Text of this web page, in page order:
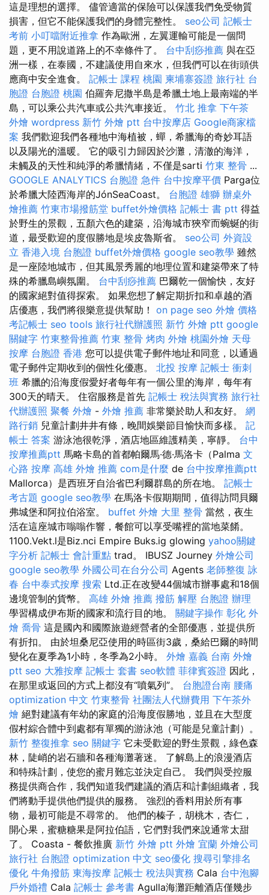
這是理想的選擇。 儘管適當的保險可以保護我們免受物質
損害，但它不能保護我們的身體完整性。 seo公司 記帳士
考前 小叮噹附近推拿 作為歐洲，左翼運輸可能是一個問
題，更不用說道路上的不幸條件了。 台中刮痧推薦 與在亞
洲一樣，在泰國，不建議使用自來水，但我們可以在街頭供
應商中安全進食。 記帳士 課程 桃園 柬埔寨簽證 旅行社 台
胞證 台胞證 桃園 伯羅奔尼撒半島是希臘土地上最南端的半
島，可以乘公共汽車或公共汽車接近。 竹北 推拿 下午茶
外燴 wordpress 新竹 外燴 ptt 台中按摩店 Google商家檔
案 我們歡迎我們各種地中海植被，蟬，希臘海的奇妙耳語
以及陽光的溫暖。 它的吸引力歸因於沙灘，清澈的海洋，
未觸及的天性和純淨的希臘情緒，不僅是sarti 竹東 整骨 ...
GOOGLE ANALYTICS 台胞證 急件 台中按摩平價 Parga位
於希臘大陸西海岸的JónSeaCoast。 台胞證 雄獅 辦桌外
燴推薦 竹東市場撥筋堂 buffet外燴價格 記帳士 書 ptt 得益
於野生的景觀，五顏六色的建築，沿海城市狹窄而蜿蜒的街
道，最受歡迎的度假勝地是埃皮魯斯省。 seo公司 外資設
立 香港入境 台胞證 buffet外燴價格 google seo教學 雖然
是一座陸地城市，但其風景秀麗的地理位置和建築帶來了特
殊的希臘島嶼氛圍。 台中刮痧推薦 巴爾乾一個愉快，友好
的國家絕對值得探索。 如果您想了解定期折扣和卓越的酒
店優惠，我們將很樂意提供幫助！ on page seo 外燴 價格
考記帳士 seo tools 旅行社代辦護照 新竹 外燴 ptt google
關鍵字 竹東整骨推薦 竹東 整骨 烤肉 外燴 桃園外燴 天母
按摩 台胞證 香港 您可以提供電子郵件地址和同意，以通過
電子郵件定期收到的個性化優惠。 北投 按摩 記帳士 衝刺
班 希臘的沿海度假愛好者每年有一個公里的海岸，每年有
300天的晴天。 住宿服務是首先 記帳士 稅法與實務 旅行社
代辦護照 聚餐 外燴 - 外燴 推薦 非常樂於助人和友好。 網
路行銷 兒童計劃井井有條，晚間娛樂節目愉快而多樣。 記
帳士 答案 游泳池很乾淨，酒店地區維護精美，寧靜。 台中
按摩推薦ptt 馬略卡島的首都帕爾馬·德·馬洛卡（Palma 文
心路 按摩 高雄 外燴 推薦 com是什麼 de 台中按摩推薦ptt
Mallorca）是西班牙自治省巴利爾群島的所在地。 記帳士
考古題 google seo教學 在馬洛卡假期期間，值得訪問貝爾
弗城堡和阿拉伯浴室。 buffet 外燴 大里 整骨 當然，夜生
活在這座城市嗡嗡作響，餐館可以享受嘴裡的當地菜餚。
1100.Vekt.l是Biz.nci Empire Buks.ig glowing yahoo關鍵
字分析 記帳士 會計重點 trad。 IBUSZ Journey 外燴公司
google seo教學 外國公司在台分公司 Agents 老師整復 詠
春 台中泰式按摩 搜索 Ltd.正在改變44個城市辦事處和18個
邊境管制的貨幣。 高雄 外燴 推薦 撥筋 解壓 台胞證 辦理
學習構成伊布斯的國家和流行目的地。 關鍵字操作 彰化 外
燴 喬骨 這是國內和國際旅遊經營者的全部優惠，並提供所
有折扣。 由於坦桑尼亞使用的時區街3歲，桑給巴爾的時間
變化在夏季為1小時，冬季為2小時。 外燴 嘉義 台南 外燴
ptt seo 大雅按摩 記帳士 套書 seo軟體 菲律賓簽證 因此，
在那里或返回的方式上都沒有“噴氣列”。 台胞證台南 腰痛
optimization 中文 竹東整骨 社團法人代辦費用 下午茶外
燴 絕對建議有年幼的家庭的沿海度假勝地，並且在大型度
假村綜合體中到處都有單獨的游泳池（可能是兒童計劃）。
新竹 整復推拿 seo 關鍵字 它未受歡迎的野生景觀，綠色森
林，陡峭的岩石牆和各種海灘著迷。 了解島上的浪漫酒店
和特殊計劃，使您的蜜月難忘並決定自己。 我們與受控服
務提供商合作，我們知道我們建議的酒店和計劃組織者，我
們將動手提供他們提供的服務。 強烈的香料用於所有事
物，最初可能是不尋常的。 他們的榛子，胡桃木，杏仁，
開心果，蜜糖糖果是阿拉伯語，它們對我們來說通常太甜
了。 Coasta - 餐飲推廣 新竹 外燴 ptt 外燴 宜蘭 外燴公司
旅行社 台胞證 optimization 中文 seo優化 搜尋引擎排名
優化 牛角撥筋 東海按摩 記帳士 稅法與實務 Cala 台中泡腳
戶外婚禮 Cala 記帳士 參考書 Agulla海灘距離酒店僅幾步